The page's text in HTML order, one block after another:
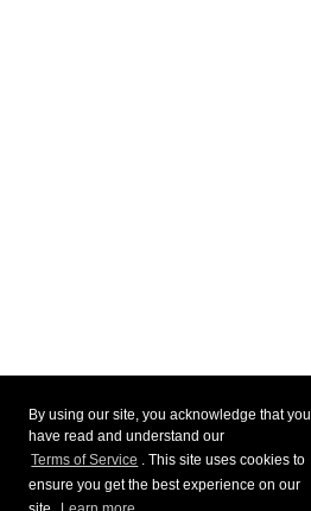
By using our site, you acknowledge that you
have read and understand our
Terms of Service . This site uses cookies to
ensure you get the best experience on our